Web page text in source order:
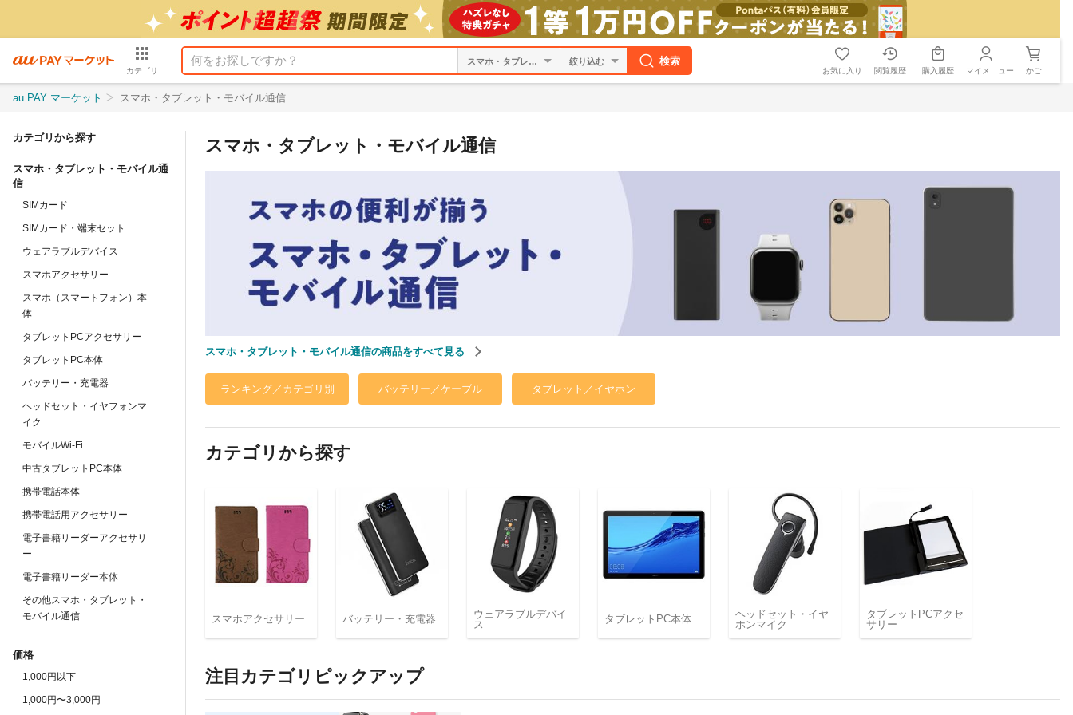
カテゴリ
絞り込む 検索
お気に入り 閲覧履歴 購入履歴 マイメニュー かご
au PAY マーケット スマホ・タブレット・モバイル通信
カテゴリから探す
スマホ・タブレット・モバイル通
信
SIMカード
SIMカード・端末セット
ウェアラブルデバイス
スマホアクセサリー
スマホ（スマートフォン）本
体
タブレットPCアクセサリー
タブレットPC本体
バッテリー・充電器
ヘッドセット・イヤフォンマ
イク
モバイルWi-Fi
中古タブレットPC本体
携帯電話本体
携帯電話用アクセサリー
電子書籍リーダーアクセサリ
ー
電子書籍リーダー本体
その他スマホ・タブレット・
モバイル通信
価格
1,000円以下
1,000円〜3,000円
スマホ・タブレット・モバイル通信
スマホ・タブレット・モバイル通信の商品をすべて見る
ランキング／カテゴリ別 バッテリー／ケーブル タブレット／イヤホン
カテゴリから探す
スマホアクセサリー バッテリー・充電器
ウェアラブルデバイ
ス
タブレットPC本体
ヘッドセット・イヤ
ホンマイク
タブレットPCアクセ
サリー
注目カテゴリピックアップ